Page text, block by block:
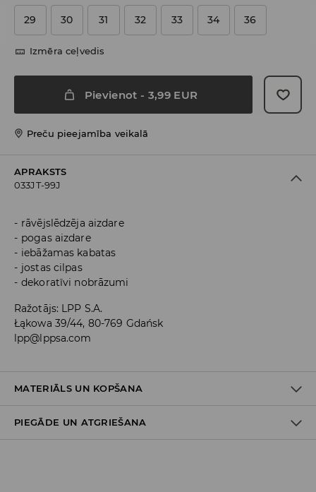
29 30 31 32 33 34 36
Izmēra ceļvedis
Pievienot - 3,99 EUR
Preču pieejamība veikalā
APRAKSTS
033JT-99J
rāvējslēdzēja aizdare
pogas aizdare
iebāžamas kabatas
jostas cilpas
dekoratīvi nobrāzumi
Ražotājs: LPP S.A.
Łąkowa 39/44, 80-769 Gdańsk
lpp@lppsa.com
MATERIĀLS UN KOPŠANA
PIRMAIS MATERIĀLS: 99% KOKVILNA, 1% ELASTĀNS
PIEGĀDE UN ATGRIEŠANA